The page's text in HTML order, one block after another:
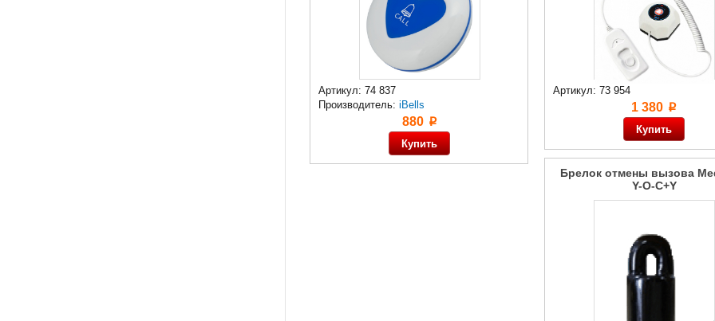
Артикул: 74 837
Производитель: iBells
880 p
Артикул: 73 954
1 380 p
Брелок отмены вызова
Y-O-C+Y